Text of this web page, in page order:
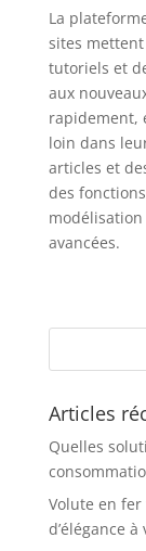
La
sites
tutoriels et
aux
rapidement,
loin dans
articles et
des
avancées.
Articles
Quelles
Volute en
d’élégance